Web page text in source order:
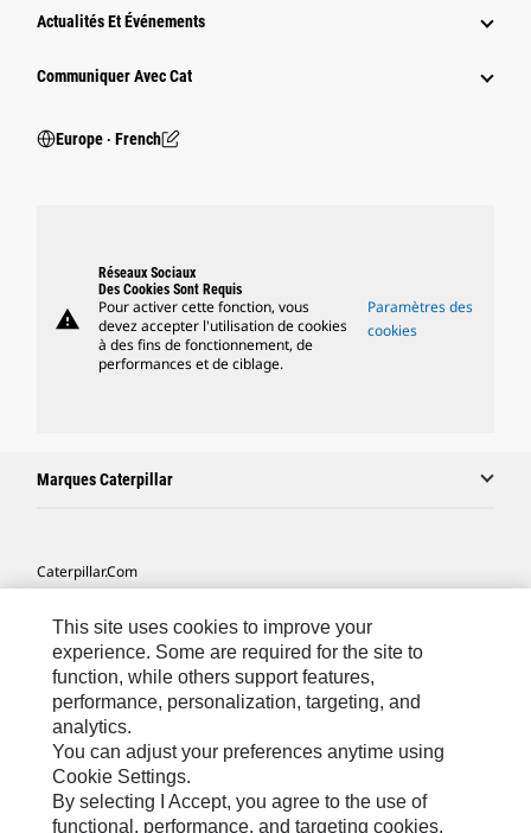
Actualités Et Événements
Communiquer Avec Cat
Europe ‧ French
warning
Réseaux Sociaux
Des Cookies Sont Requis
Pour activer cette fonction, vous
devez accepter l'utilisation de cookies
à des fins de fonctionnement, de
performances et de ciblage.
Paramètres des
cookies
Marques Caterpillar
Caterpillar.com
Mes Préférences Marketing
Plan Du Site
Cookie Settings
Légales
Confidentialité
This site uses cookies to improve your
experience. Some are required for the site to
function, while others support features,
performance, personalization, targeting, and
analytics.
You can adjust your preferences anytime using
Cookie Settings.
By selecting I Accept, you agree to the use of
functional, performance, and targeting cookies.